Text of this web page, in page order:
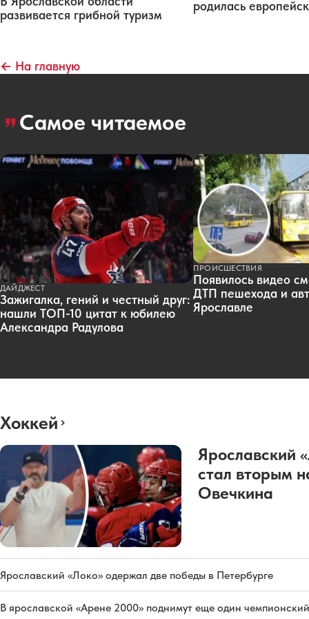
развивается грибной туризм
родилась
← На главную
Самое читаемое
ДАЙДЖЕСТ
Зажигалка, гений и честный друг:
нашли ТОП-10 цитат к юбилею
Александра Радулова
ПРОИСШЕСТВИЯ
Появилось видео
ДТП пешехода и
Ярославле
Хоккей
Ярославский
стал вторым
Овечкина
Ярославский «Локо» одержал две победы в Петербурге
В ярославской «Арене 2000» поднимут еще один чемпионский